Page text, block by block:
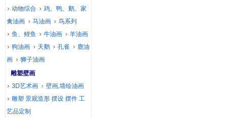
动物综合
鸡、鸭、鹅、家
禽油画
马油画
鸟系列
鱼、鲤鱼
牛油画
羊油画
狗油画
天鹅 孔雀
鹿油
画
狮子油画
雕塑壁画
3D艺术画
壁画,墙绘油画
雕塑 景观造形 摆设 摆件 工
艺品定制